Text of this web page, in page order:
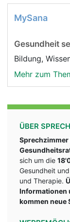
MySana
Gesundheit
Bildung,
Mehr zum
ÜBER
sich um die
Gesundheit
und Therapie.
Informationen
kommen neue